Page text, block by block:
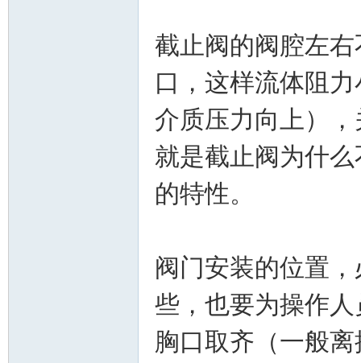
截止阀的阀腔左
口，这样流体阻
介质压力向上）
就是截止阀为什
的特性。
阀门安装的位置
些，也要为操作
胸口取齐（一般